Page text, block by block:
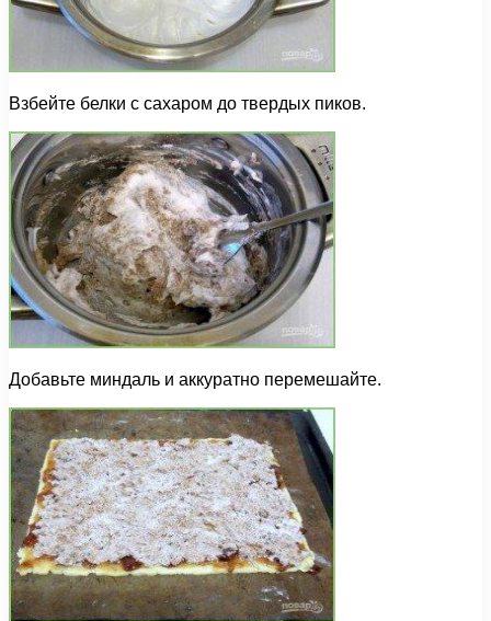
Взбейте белки с сахаром до твердых пиков.
Добавьте миндаль и аккуратно перемешайте.